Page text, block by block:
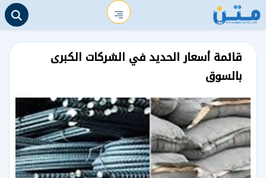
قائمة أسعار الحديد في الشركات الكبرى
بالسوق